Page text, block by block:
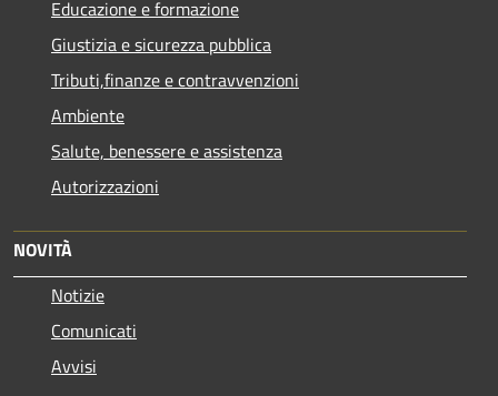
Educazione e formazione
Giustizia e sicurezza pubblica
Tributi,finanze e contravvenzioni
Ambiente
Salute, benessere e assistenza
Autorizzazioni
NOVITÀ
Notizie
Comunicati
Avvisi